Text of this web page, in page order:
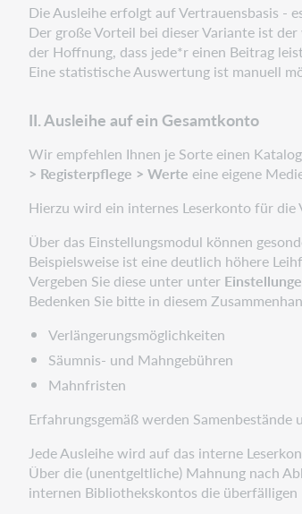
Die Ausleihe erfolgt auf Vertrauensbasis -
Der große Vorteil bei dieser Variante ist
der Hoffnung, dass jede*r einen Beitrag
Eine statistische Auswertung ist manuell
II. Ausleihe auf ein Gesamtkonto
Wir empfehlen Ihnen je Sorte einen
> Registerpflege > Werte eine eigene
Hierzu wird ein internes Leserkonto für die
Über das Einstellungsmodul können
Beispielsweise ist eine deutlich höhere
Vergeben Sie diese unter unter
Bedenken Sie bitte in diesem
Verlängerungsmöglichkeiten
Säumnis- und Mahngebühren
Mahnfristen
Erfahrungsgemäß werden
Jede Ausleihe wird auf das interne
Über die (unentgeltliche) Mahnung nach
internen Bibliothekskontos die